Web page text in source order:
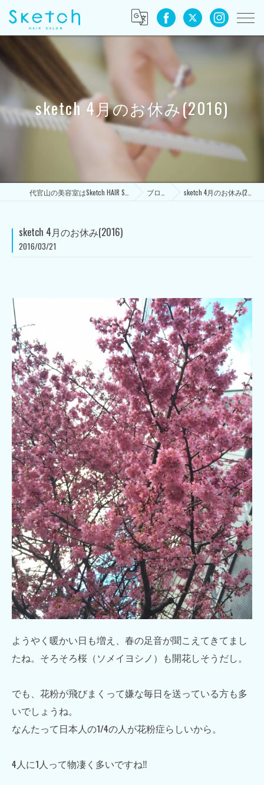
sketch 4月のお休み(2016)
ブログ sketch 4月のお休み(2016)
sketch 4月のお休み(2016)
2016/03/21
ようやく暖かい日も増え、春の足音が聞こえてきてまし
たね。そろそろ桜（ソメイヨシノ）も開花しそうだし。
でも、花粉が飛びまくって嫌な毎日を送っている方も多
いでしょうね。
なんたって日本人の1/4の人が花粉症らしいから。
4人に1人って物凄く多いですね‼︎